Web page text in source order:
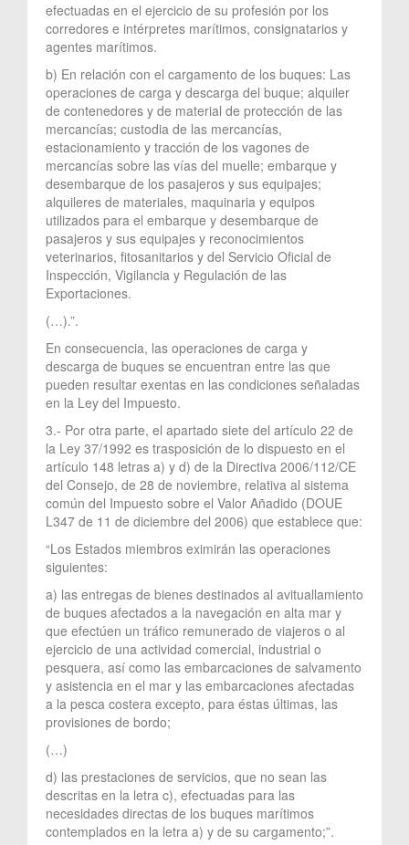
efectuadas en el ejercicio de su profesión por los
corredores e intérpretes marítimos, consignatarios y
agentes marítimos.
b) En relación con el cargamento de los buques: Las
operaciones de carga y descarga del buque; alquiler
de contenedores y de material de protección de las
mercancías; custodia de las mercancías,
estacionamiento y tracción de los vagones de
mercancías sobre las vías del muelle; embarque y
desembarque de los pasajeros y sus equipajes;
alquileres de materiales, maquinaria y equipos
utilizados para el embarque y desembarque de
pasajeros y sus equipajes y reconocimientos
veterinarios, fitosanitarios y del Servicio Oficial de
Inspección, Vigilancia y Regulación de las
Exportaciones.
(…).”.
En consecuencia, las operaciones de carga y
descarga de buques se encuentran entre las que
pueden resultar exentas en las condiciones señaladas
en la Ley del Impuesto.
3.- Por otra parte, el apartado siete del artículo 22 de
la Ley 37/1992 es trasposición de lo dispuesto en el
artículo 148 letras a) y d) de la Directiva 2006/112/CE
del Consejo, de 28 de noviembre, relativa al sistema
común del Impuesto sobre el Valor Añadido (DOUE
L347 de 11 de diciembre del 2006) que establece que:
“Los Estados miembros eximirán las operaciones
siguientes:
a) las entregas de bienes destinados al avituallamiento
de buques afectados a la navegación en alta mar y
que efectúen un tráfico remunerado de viajeros o al
ejercicio de una actividad comercial, industrial o
pesquera, así como las embarcaciones de salvamento
y asistencia en el mar y las embarcaciones afectadas
a la pesca costera excepto, para éstas últimas, las
provisiones de bordo;
(…)
d) las prestaciones de servicios, que no sean las
descritas en la letra c), efectuadas para las
necesidades directas de los buques marítimos
contemplados en la letra a) y de su cargamento;”.